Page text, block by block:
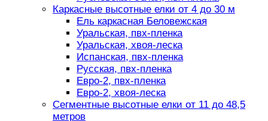
Каркасные высотные елки от 4 до 30 м
Ель каркасная Беловежская
Уральская, пвх-пленка
Уральская, хвоя-леска
Испанская, пвх-пленка
Русская, пвх-пленка
Евро-2, пвх-пленка
Евро-2, хвоя-леска
Сегментные высотные елки от 11 до 48,5
метров